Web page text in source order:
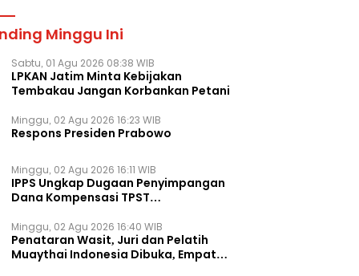
Minggu Ini
Sabtu, 01 Agu 2026 08:38 WIB
LPKAN Jatim Minta Kebijakan
Tembakau Jangan Korbankan Petani
Minggu, 02 Agu 2026 16:23 WIB
Respons Presiden Prabowo
Minggu, 02 Agu 2026 16:11 WIB
IPPS Ungkap Dugaan Penyimpangan
Dana Kompensasi TPST
Minggu, 02 Agu 2026 16:40 WIB
Penataran Wasit, Juri dan Pelatih
Muaythai Indonesia Dibuka, Empat